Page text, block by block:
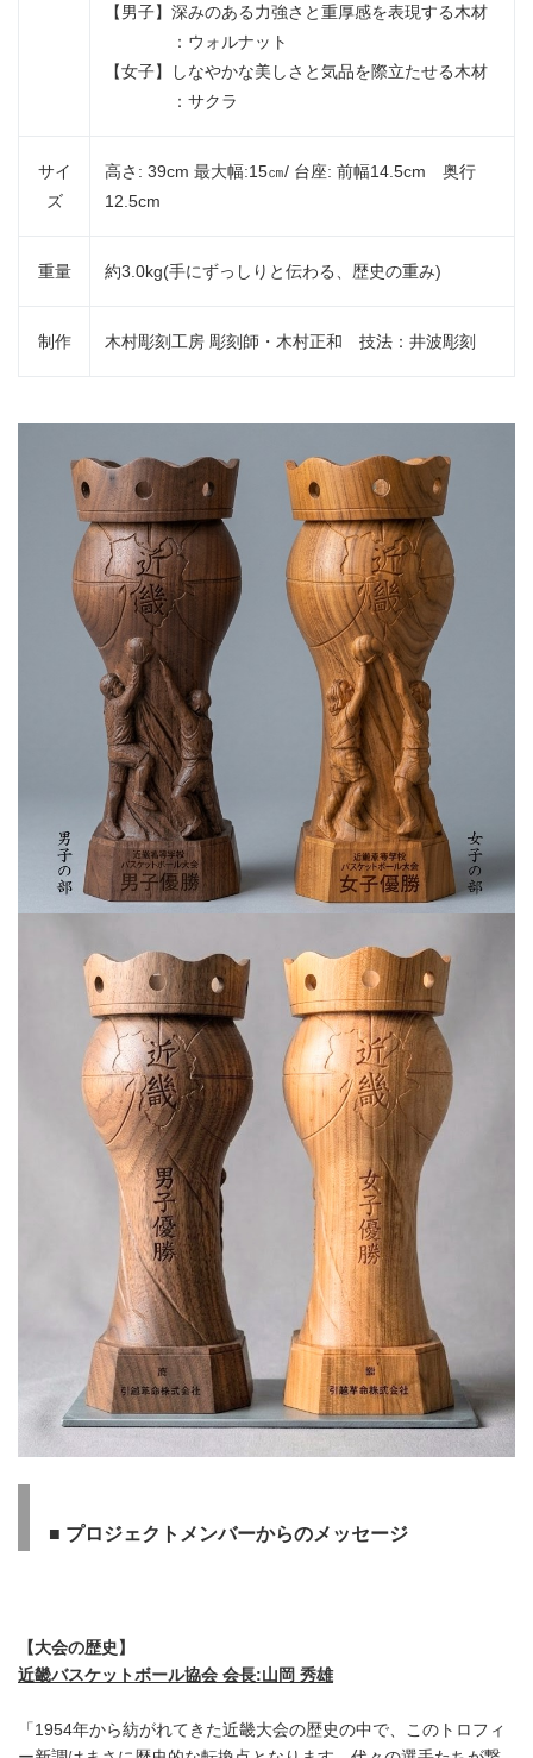
【男子】深みのある力強さと重厚感を表現する木材
：ウォルナット
【女子】しなやかな美しさと気品を際立たせる木材
：サクラ
サイ
ズ
高さ: 39cm 最大幅:15㎝/ 台座: 前幅14.5cm 奥行
12.5cm
重量 約3.0kg(手にずっしりと伝わる、歴史の重み)
制作 木村彫刻工房 彫刻師・木村正和 技法：井波彫刻
■ プロジェクトメンバーからのメッセージ
【大会の歴史】
近畿バスケットボール協会 会長:山岡 秀雄
「1954年から紡がれてきた近畿大会の歴史の中で、このトロフィ